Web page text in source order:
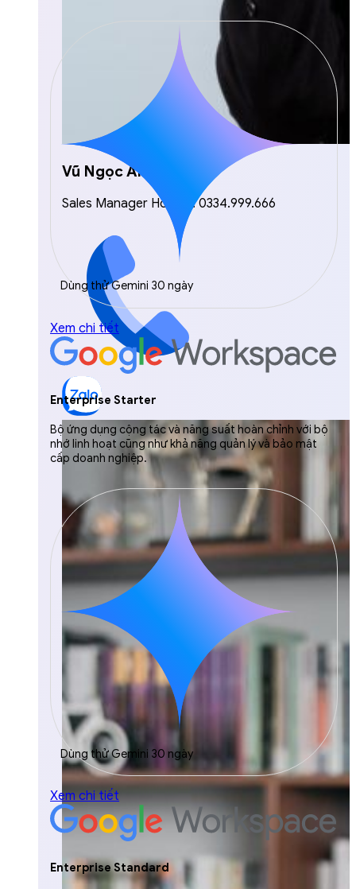
Vũ Ngọc Anh
Sales Manager Hotline: 0334.999.666
Dùng thử Gemini 30 ngày
Xem chi tiết
Enterprise Starter
Bộ ứng dụng cộng tác và năng suất hoàn chỉnh với bộ
nhớ linh hoạt cũng như khả năng quản lý và bảo mật
cấp doanh nghiệp.
Dùng thử Gemini 30 ngày
Xem chi tiết
Enterprise Standard